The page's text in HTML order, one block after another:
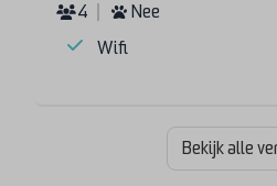
4
Nee
Wifi
Bekijk alle